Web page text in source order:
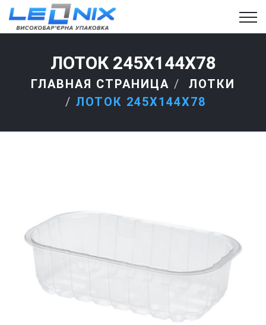
ЛОТОК 245Х144Х78
ГЛАВНАЯ СТРАНИЦА
ЛОТКИ
ЛОТОК 245Х144Х78